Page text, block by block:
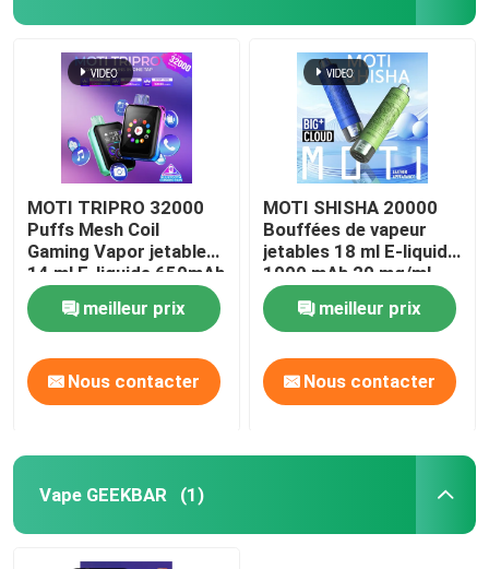
MOTI TRIPRO 32000
Puffs Mesh Coil
Gaming Vapor jetable
14 ml E-liquide 650mAh
50 mg de nicotine
meilleur prix
Nous contacter
MOTI SHISHA 20000
Bouffées de vapeur
jetables 18 ml E-liquide
1000 mAh 20 mg/ml
Nicotine de type C
meilleur prix
Nous contacter
Vape GEEKBAR (1)